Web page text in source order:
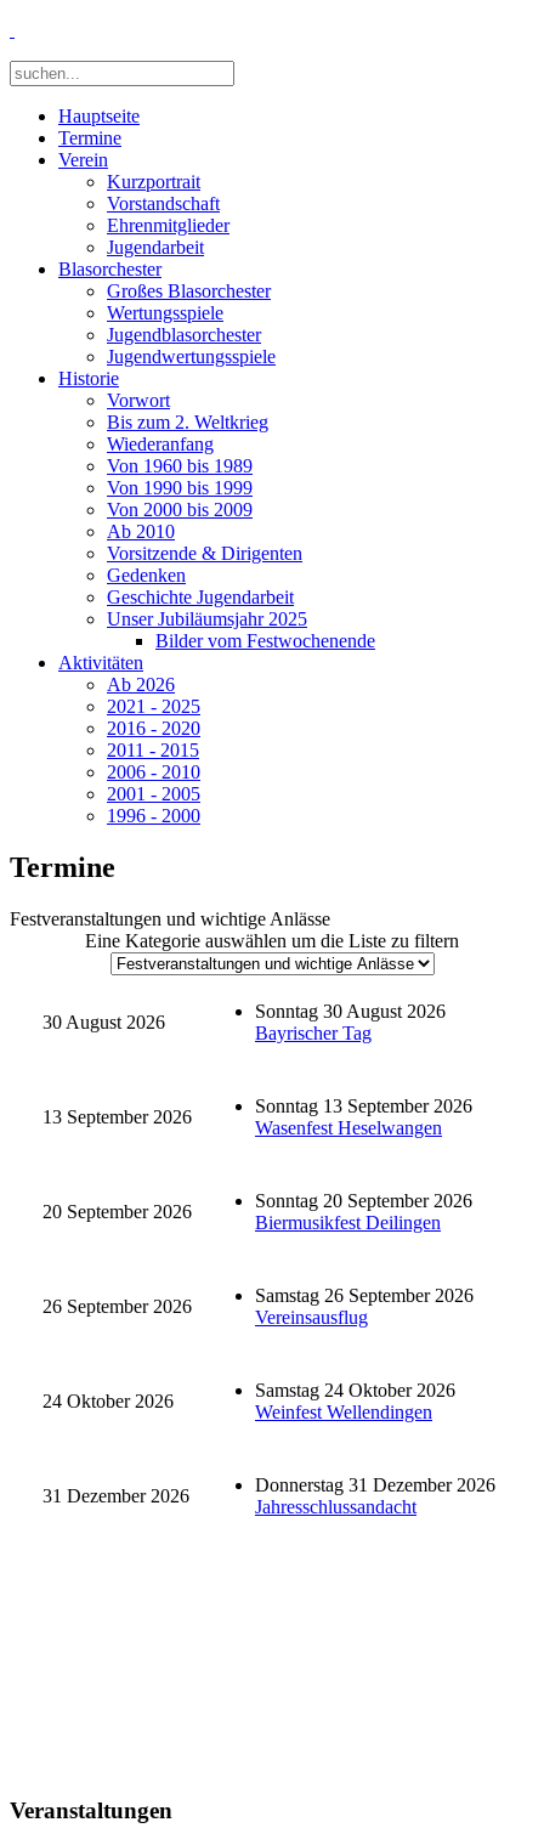
Hauptseite
Termine
Verein
Kurzportrait
Vorstandschaft
Ehrenmitglieder
Jugendarbeit
Blasorchester
Großes Blasorchester
Wertungsspiele
Jugendblasorchester
Jugendwertungsspiele
Historie
Vorwort
Bis zum 2. Weltkrieg
Wiederanfang
Von 1960 bis 1989
Von 1990 bis 1999
Von 2000 bis 2009
Ab 2010
Vorsitzende & Dirigenten
Gedenken
Geschichte Jugendarbeit
Unser Jubiläumsjahr 2025
Bilder vom Festwochenende
Aktivitäten
Ab 2026
2021 - 2025
2016 - 2020
2011 - 2015
2006 - 2010
2001 - 2005
1996 - 2000
Termine
Festveranstaltungen und wichtige Anlässe
Eine Kategorie auswählen um die Liste zu filtern
30 August 2026
Sonntag 30 August 2026
Bayrischer Tag
13 September 2026
Sonntag 13 September 2026
Wasenfest Heselwangen
20 September 2026
Sonntag 20 September 2026
Biermusikfest Deilingen
26 September 2026
Samstag 26 September 2026
Vereinsausflug
24 Oktober 2026
Samstag 24 Oktober 2026
Weinfest Wellendingen
31 Dezember 2026
Donnerstag 31 Dezember 2026
Jahresschlussandacht
Veranstaltungen